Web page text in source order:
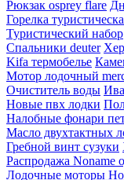
Рюкзак osprey flare
Горелка
Туристический набор
Спальники deuter
Kifa термобелье
Мотор лодочный
Очиститель воды
Новые пвх лодки
Налобные фонари
Масло двухтактных
Гребной винт сузуки
Распродажа Noname
Лодочные моторы